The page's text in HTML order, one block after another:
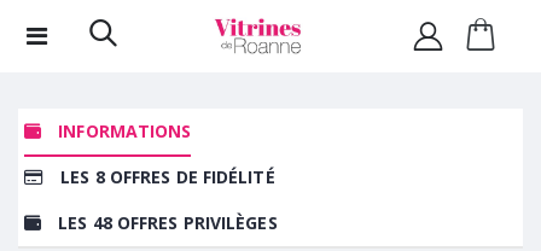
INFORMATIONS
LES 8 OFFRES DE FIDÉLITÉ
LES 48 OFFRES PRIVILÈGES